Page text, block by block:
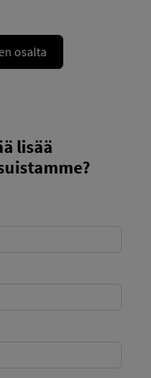
osalta
lisää